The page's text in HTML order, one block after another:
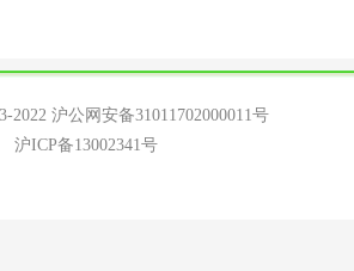
2022 沪公网安备31011702000011号
沪ICP备13002341号